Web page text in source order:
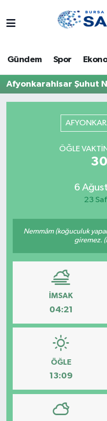
Gündem Spor
Afyonkarahisar Şuhut
ÖĞLE
6
23
Nemmâm (koğuculuk
giremez.
İMSAK
04:21
ÖĞLE
13:09
Bursa
Dünya
Siyaset
Türkiye
Trafik Durumu
Süper Lig Puan